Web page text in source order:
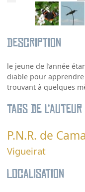
Description
le jeune de l’année
diable pour
trouvant à quelques
Tags de l’auteur
P.N.R. de
Vigueirat
Localisation